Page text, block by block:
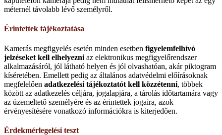
méternél távolabb lévő személyről.
Érintettek tájékoztatása
Kamerás megfigyelés esetén minden esetben figyelemfelhívó
jelzéseket kell elhelyezni az elektronikus megfigyelőrendszer
alkalmazásáról, jól látható helyen és jól olvashatóan, akár piktogram
kíséretében. Emellett pedig az általános adatvédelmi előírásoknak
megfelelően adatkezelési tájékoztatót kell közzétenni, többek
között az adatkezelés céljára, jogalapjára, a tárolás időtartamára vagy
az üzemeltető személyére és az érintettek jogaira, azok
érvényesítésére vonatkozó információkra is kiterjedően.
Érdekmérlegelési teszt